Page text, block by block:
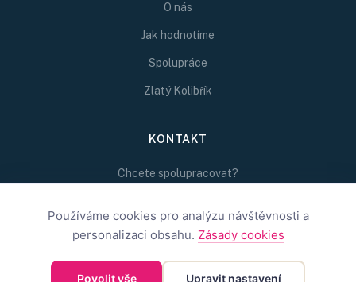
O nás
Jak hodnotíme
Spolupráce
Zlatý Kolibřík
KONTAKT
Chcete spolupracovat?
redakce@inspirativni.cz
Používáme cookies pro analýzu návštěvnosti a
personalizaci obsahu. Zásady cookies
Povolit vše Upravit nastavení